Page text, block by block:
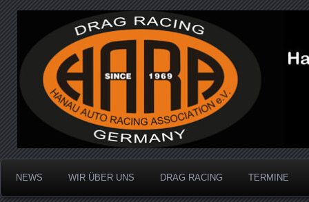
Hanau Auto Racing
Dragracing auf der 1/4 Meile
NEWS WIR ÜBER UNS DRAG RACING TERMINE